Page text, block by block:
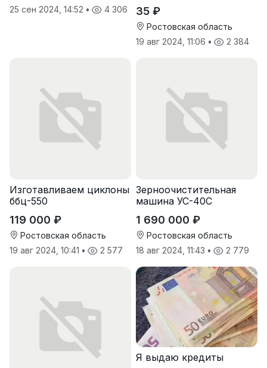
25 сен 2024, 14:52 • 4 306 35 ₽
Ростовская область
19 авг 2024, 11:06 • 2 384
Изготавливаем циклоны
ббц-550
119 000 ₽
Ростовская область
19 авг 2024, 10:41 • 2 577
Зерноочистительная
машина УС-40С
1 690 000 ₽
Ростовская область
18 авг 2024, 11:43 • 2 779
Я выдаю кредиты